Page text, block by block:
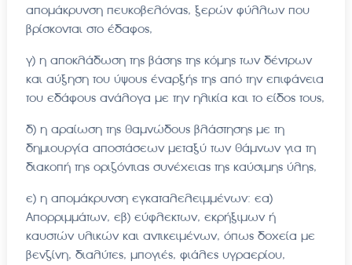
απομάκρυνση πευκοβελόνας, ξερών φύλλων που
βρίσκονται στο έδαφος,
γ) η αποκλάδωση της βάσης της κόμης των δέντρων
και αύξηση του ύψους έναρξής της από την επιφάνεια
του εδάφους ανάλογα με την ηλικία και το είδος τους,
δ) η αραίωση της θαμνώδους βλάστησης με τη
δημιουργία αποστάσεων μεταξύ των θάμνων για τη
διακοπή της οριζόντιας συνέχειας της καύσιμης ύλης,
ε) η απομάκρυνση εγκαταλελειμμένων: εα)
Απορριμμάτων, εβ) εύφλεκτων, εκρήξιμων ή
καυστών υλικών και αντικειμένων, όπως δοχεία με
βενζίνη, διαλύτες, μπογιές, φιάλες υγραερίου,